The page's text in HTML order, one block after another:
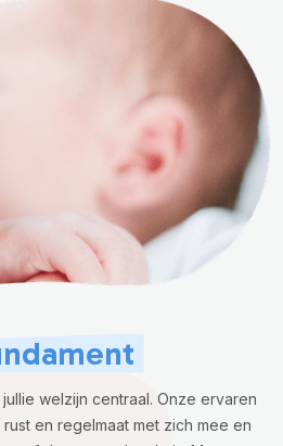
welzijn centraal. Onze ervaren
en regelmaat met zich mee en